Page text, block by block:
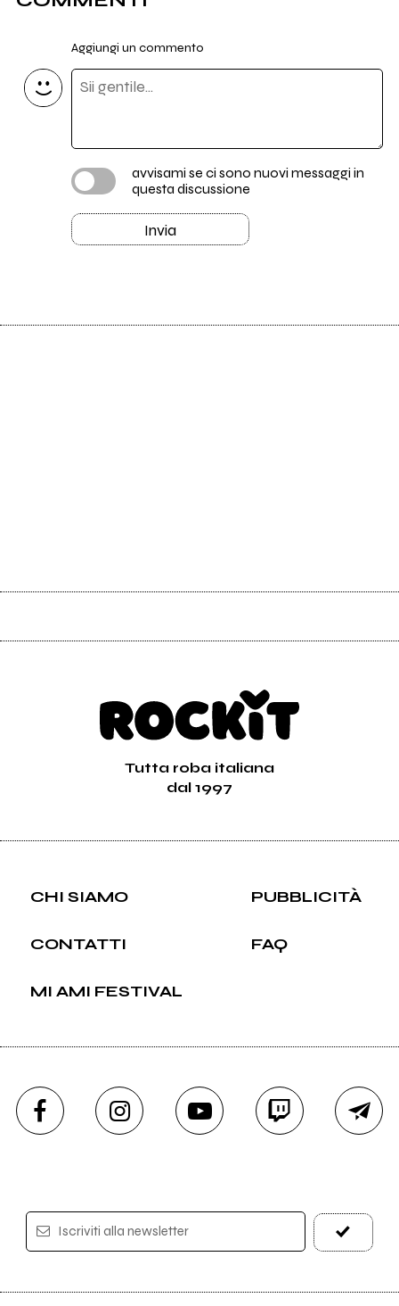
Aggiungi un commento
avvisami se ci sono nuovi messaggi in
questa discussione
Invia
Tutta roba italiana
dal 1997
CHI SIAMO PUBBLICITÀ
CONTATTI FAQ
MI AMI FESTIVAL
Iscriviti alla newsletter